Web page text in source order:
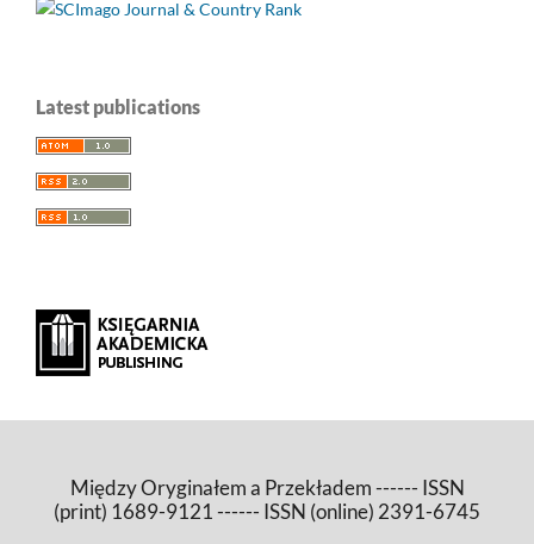
Latest publications
Między Oryginałem a Przekładem ------ ISSN
(print) 1689-9121 ------ ISSN (online) 2391-6745